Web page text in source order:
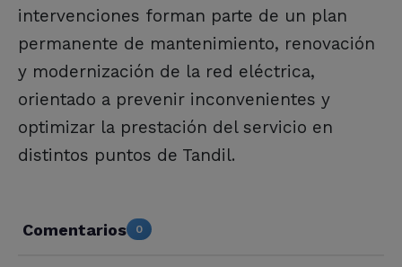
intervenciones forman parte de un plan
permanente de mantenimiento, renovación
y modernización de la red eléctrica,
orientado a prevenir inconvenientes y
optimizar la prestación del servicio en
distintos puntos de Tandil.
Comentarios 0